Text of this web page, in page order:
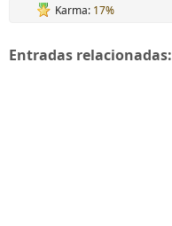
Karma: 17%
Entradas relacionadas: